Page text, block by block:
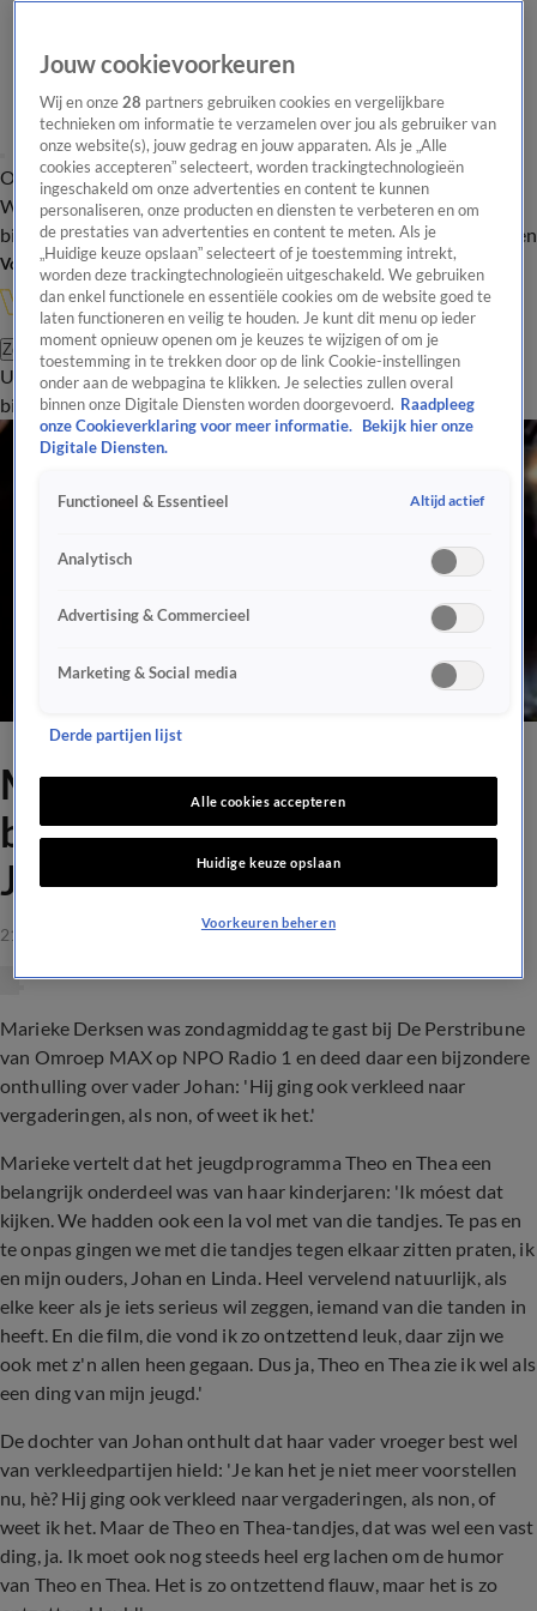
Overzicht Onze programma's Uitzendingen Onze gezichten
In de
WandelgangenInterviewsUitzending
bijwonenPodcastShopVeelgestelde vragenKijkersvraag insturen
Volg Vandaag Inside
Zoeken
UitzendingenVandaag InsideDe OranjezomerShopUitzending
bijwonen
Marieke Derksen doet
bijzondere onthulling over
Johan
21 feb 2021, 15:58
Marieke Derksen was zondagmiddag te gast bij De Perstribune
van Omroep MAX op NPO Radio 1 en deed daar een bijzondere
onthulling over vader Johan: 'Hij ging ook verkleed naar
vergaderingen, als non, of weet ik het.'
Marieke vertelt dat het jeugdprogramma Theo en Thea een
belangrijk onderdeel was van haar kinderjaren: 'Ik móest dat
kijken. We hadden ook een la vol met van die tandjes. Te pas en
te onpas gingen we met die tandjes tegen elkaar zitten praten, ik
en mijn ouders, Johan en Linda. Heel vervelend natuurlijk, als
elke keer als je iets serieus wil zeggen, iemand van die tanden in
heeft. En die film, die vond ik zo ontzettend leuk, daar zijn we
ook met z'n allen heen gegaan. Dus ja, Theo en Thea zie ik wel als
een ding van mijn jeugd.'
De dochter van Johan onthult dat haar vader vroeger best wel
van verkleedpartijen hield: 'Je kan het je niet meer voorstellen
nu, hè? Hij ging ook verkleed naar vergaderingen, als non, of
weet ik het. Maar de Theo en Thea-tandjes, dat was wel een vast
ding, ja. Ik moet ook nog steeds heel erg lachen om de humor
van Theo en Thea. Het is zo ontzettend flauw, maar het is zo
Jouw cookievoorkeuren
Wij en onze28 partners gebruiken cookies en vergelijkbare
technieken om informatie te verzamelen over jou als gebruiker van
onze website(s), jouw gedrag en jouw apparaten. Als je „Alle
cookies accepteren” selecteert, worden trackingtechnologieën
ingeschakeld om onze advertenties en content te kunnen
personaliseren, onze producten en diensten te verbeteren en om
de prestaties van advertenties en content te meten. Als je
„Huidige keuze opslaan” selecteert of je toestemming intrekt,
worden deze trackingtechnologieën uitgeschakeld. We gebruiken
dan enkel functionele en essentiële cookies om de website goed te
laten functioneren en veilig te houden. Je kunt dit menu op ieder
moment opnieuw openen om je keuzes te wijzigen of om je
toestemming in te trekken door op de link Cookie-instellingen
onder aan de webpagina te klikken. Je selecties zullen overal
binnen onze Digitale Diensten worden doorgevoerd. Raadpleeg
onze Cookieverklaring voor meer informatie.
Bekijk hier onze
Digitale Diensten.
Functioneel & Essentieel Altijd actief
Analytisch
Advertising & Commercieel
Marketing & Social media
Derde partijen lijst
Alle cookies accepteren
Huidige keuze opslaan
Voorkeuren beheren